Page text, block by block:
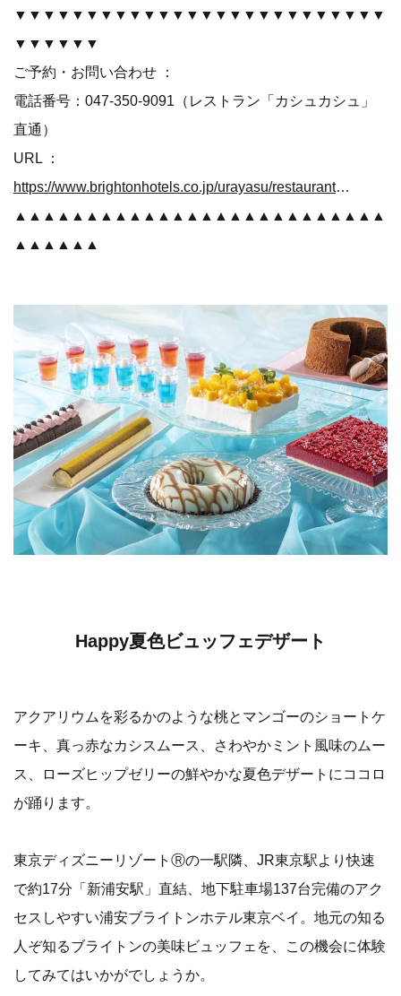
▼▼▼▼▼▼▼▼▼▼▼▼▼▼▼▼▼▼▼▼▼▼▼▼▼▼
▼▼▼▼▼▼
ご予約・お問い合わせ ：
電話番号：047-350-9091（レストラン「カシュカシュ」
直通）
URL ：
https://www.brightonhotels.co.jp/urayasu/restaurant/cache_cache/
▲▲▲▲▲▲▲▲▲▲▲▲▲▲▲▲▲▲▲▲▲▲▲▲▲▲
▲▲▲▲▲▲
Happy夏色ビュッフェデザート
アクアリウムを彩るかのような桃とマンゴーのショートケ
ーキ、真っ赤なカシスムース、さわやかミント風味のムー
ス、ローズヒップゼリーの鮮やかな夏色デザートにココロ
が踊ります。
東京ディズニーリゾートⓇの一駅隣、JR東京駅より快速
で約17分「新浦安駅」直結、地下駐車場137台完備のアク
セスしやすい浦安ブライトンホテル東京ベイ。地元の知る
人ぞ知るブライトンの美味ビュッフェを、この機会に体験
してみてはいかがでしょうか。